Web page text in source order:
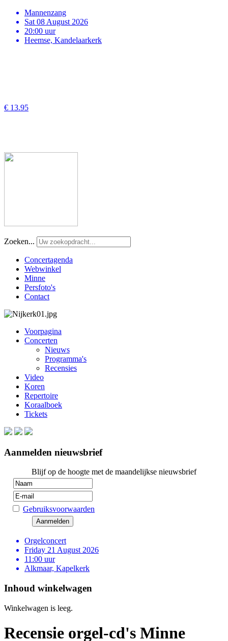
Mannenzang
Sat 08 August 2026
20:00 uur
Heemse, Kandelaarkerk
€ 13.95
Zoeken...
Concertagenda
Webwinkel
Minne
Persfoto's
Contact
Voorpagina
Concerten
Nieuws
Programma's
Recensies
Video
Koren
Repertoire
Koraalboek
Tickets
Aanmelden nieuwsbrief
Blijf op de hoogte met de maandelijkse nieuwsbrief
Gebruiksvoorwaarden
Orgelconcert
Friday 21 August 2026
11:00 uur
Alkmaar, Kapelkerk
Inhoud winkelwagen
Winkelwagen is leeg.
Recensie orgel-cd's Minne